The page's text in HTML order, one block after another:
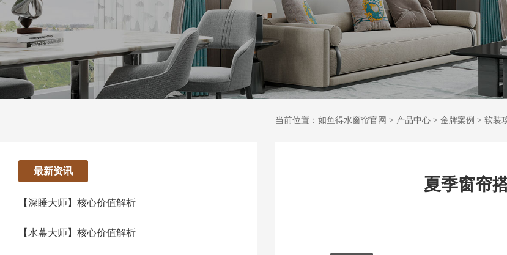
最新资讯
【深睡大师】核心价值解析
【水幕大师】核心价值解析
当前位置： 如鱼得水窗帘官网 > 产品中心 > 金牌案例 > 软装
夏季窗帘